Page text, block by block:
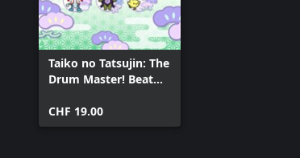
Taiko no Tatsujin: The
Drum Master! Beat
CHF 19.00